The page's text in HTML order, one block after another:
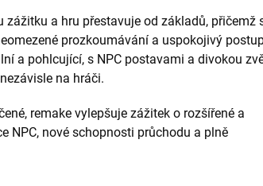
a hru přestavuje od základů, přičemž
prozkoumávání a uspokojivý
a pohlcující, s NPC postavami a divokou
na hráči.
remake vylepšuje zážitek o rozšířené a
NPC, nové schopnosti průchodu a plně